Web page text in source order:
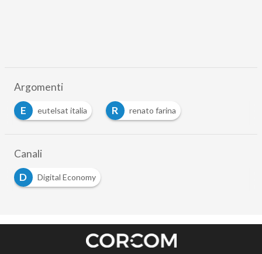
Argomenti
E
eutelsat italia R renato farina
Canali
D
Digital Economy